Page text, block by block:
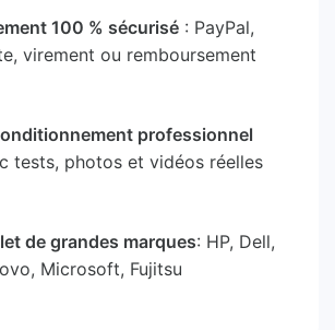
100 % sécurisé : PayPal,
virement ou remboursement
professionnel
tests, photos et vidéos réelles
de grandes marques: HP, Dell,
Microsoft, Fujitsu